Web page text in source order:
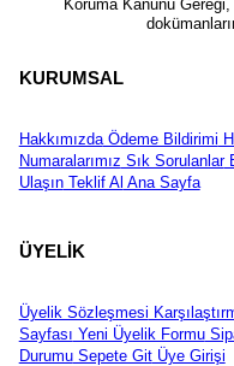
Koruma Kanunu
KURUMSAL
HakkımızdaÖdeme Bildirimi
Numaralarımız Sık Sorulanlar
UlaşınTeklif Al Ana Sayfa
ÜYELİK
Üyelik Sözleşmesi
Sayfası Yeni Üyelik Formu
DurumuSepete GitÜye Girişi